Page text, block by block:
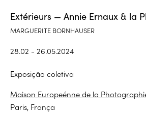
Extérieurs — Annie Ernaux & la
MARGUERITE BORNHAUSER
28.02 - 26.05.2024
Exposição coletiva
Maison Europeénne de la
Paris, França